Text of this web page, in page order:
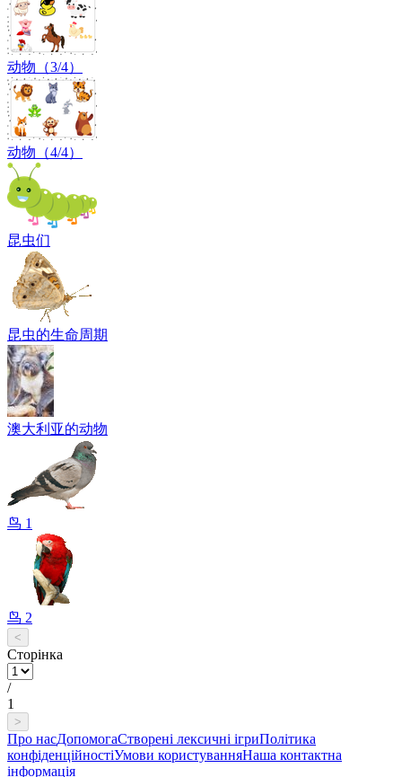
动物（3/4）
动物（4/4）
昆虫们
昆虫的生命周期
澳大利亚的动物
鸟 1
鸟 2
<
Сторінка
/
1
>
Про насДопомогаСтворені лексичні ігриПолітика
конфіденційностіУмови користуванняНаша контактна
інформація